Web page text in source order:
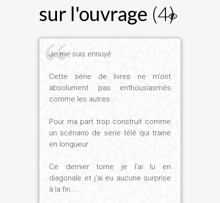
furent gravés les premiers hiéroglyphes
et enterrés les premiers pharaons,
OSIRIS fut le modèle des rois égyptiens.
Lui et son épouse Isis révélèrent aux
hommes toutes les valeurs, tous les arts,
toutes les techniques. Pourtant, Osiris fut
victime de son frère Seth, jaloux et
envieux jusqu'à l'assassinat. Mais Isis
première formule des Textes des
Pyramides : « Tu n'es pas parti mort, tu es
parti vivant. » Or, la pyramide elle-même
la connaissance et la création peuvent le
réassembler. C'est pourquoi l'Egypte n'a
sur l'ouvrage (4)
Je me suis ennuyé
Cette série de livres ne m'ont
absolument pas enthousiasmés
comme les autres...
Pour ma part trop construit comme
un scénario de serie télé qui traine
en longueur
Ce dernier tome je l'ai lu en
diagonale et j'ai eu aucune surprise
à la fin....